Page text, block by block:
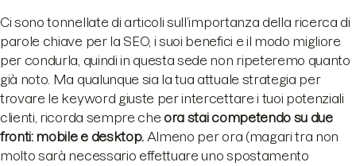
Ci sono tonnellate di articoli sull’importanza della ricerca di
parole chiave per la SEO, i suoi benefici e il modo migliore
per condurla, quindi in questa sede non ripeteremo quanto
già noto. Ma qualunque sia la tua attuale strategia per
trovare le keyword giuste per intercettare i tuoi potenziali
clienti, ricorda sempre che ora stai competendo su due
fronti: mobile e desktop. Almeno per ora (magari tra non
molto sarà necessario effettuare uno spostamento